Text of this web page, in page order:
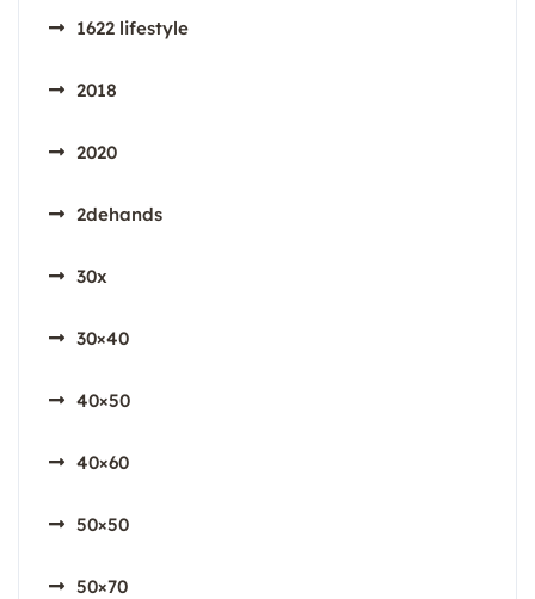
1622 lifestyle
2018
2020
2dehands
30x
30×40
40×50
40×60
50×50
50×70